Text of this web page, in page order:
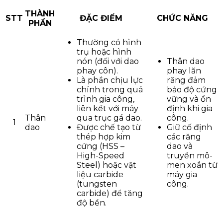
STT THÀNH
PHẦN
ĐẶC ĐIỂM CHỨC NĂNG
1
Thân
dao
Thường có hình
trụ hoặc hình
nón (đối với dao
phay côn).
Là phần chịu lực
chính trong quá
trình gia công,
liên kết với máy
qua trục gá dao.
Được chế tạo từ
thép hợp kim
cứng (HSS –
High-Speed
Steel) hoặc vật
liệu carbide
(tungsten
carbide) để tăng
độ bền.
Thân dao
phay lăn
răng đảm
bảo độ cứng
vững và ổn
định khi gia
công.
Giữ cố định
các răng
dao và
truyền mô-
men xoắn từ
máy gia
công.